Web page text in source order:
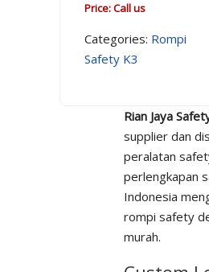
Price: Call us
Categories: Rompi
Safety K3
Rian Jaya
supplier dan
peralatan
perlengkapan
Indonesia
rompi safety
murah.